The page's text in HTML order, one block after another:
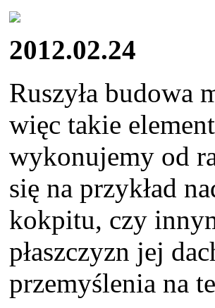
2012.02.24
Ruszyła budowa
więc takie
wykonujemy od
się na przykład
kokpitu, czy
płaszczyzn jej
przemyślenia na